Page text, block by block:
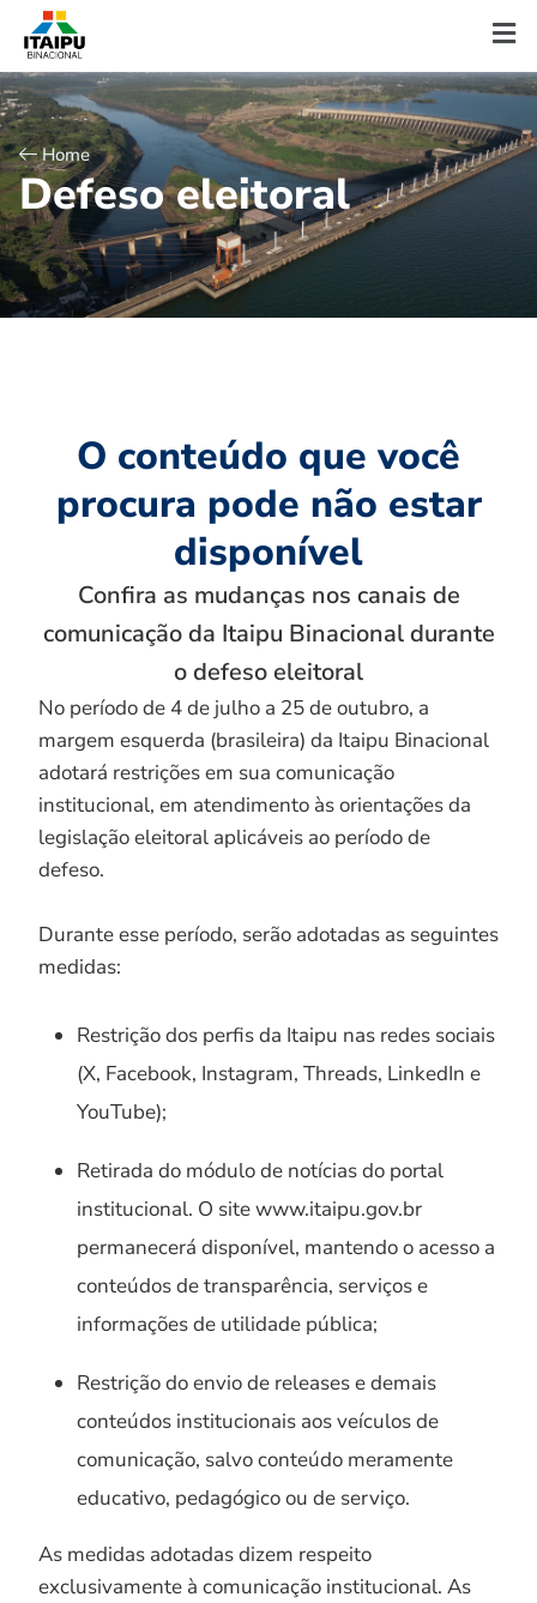
Home
Defeso eleitoral
O conteúdo que você
procura pode não estar
disponível
Confira as mudanças nos canais de
comunicação da Itaipu Binacional durante
o defeso eleitoral
No período de 4 de julho a 25 de outubro, a
margem esquerda (brasileira) da Itaipu Binacional
adotará restrições em sua comunicação
institucional, em atendimento às orientações da
legislação eleitoral aplicáveis ao período de
defeso.
Durante esse período, serão adotadas as seguintes
medidas:
Restrição dos perfis da Itaipu nas redes sociais
(X, Facebook, Instagram, Threads, LinkedIn e
YouTube);
Retirada do módulo de notícias do portal
institucional. O site www.itaipu.gov.br
permanecerá disponível, mantendo o acesso a
conteúdos de transparência, serviços e
informações de utilidade pública;
Restrição do envio de releases e demais
conteúdos institucionais aos veículos de
comunicação, salvo conteúdo meramente
educativo, pedagógico ou de serviço.
As medidas adotadas dizem respeito
exclusivamente à comunicação institucional. As